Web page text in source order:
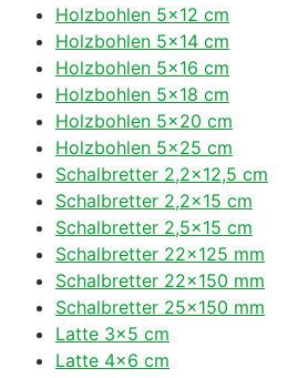
Holzbohlen 5×12 cm
Holzbohlen 5×14 cm
Holzbohlen 5×16 cm
Holzbohlen 5×18 cm
Holzbohlen 5×20 cm
Holzbohlen 5×25 cm
Schalbretter 2,2×12,5 cm
Schalbretter 2,2×15 cm
Schalbretter 2,5×15 cm
Schalbretter 22×125 mm
Schalbretter 22×150 mm
Schalbretter 25×150 mm
Latte 3×5 cm
Latte 4×6 cm